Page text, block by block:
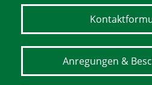
Anregungen &